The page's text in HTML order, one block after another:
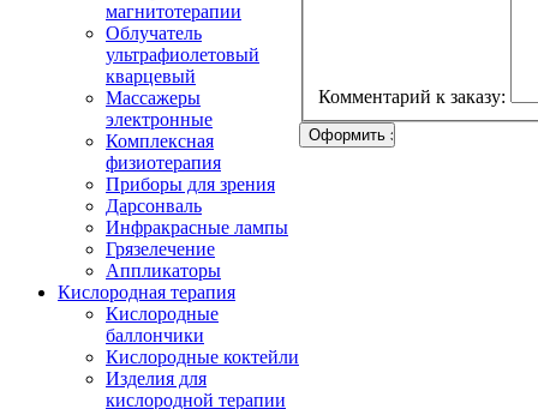
магнитотерапии
Облучатель
ультрафиолетовый
кварцевый
Массажеры
электронные
Комплексная
физиотерапия
Приборы для зрения
Дарсонваль
Инфракрасные лампы
Грязелечение
Аппликаторы
Кислородная терапия
Кислородные
баллончики
Кислородные коктейли
Изделия для
кислородной терапии
Комментарий к заказу: